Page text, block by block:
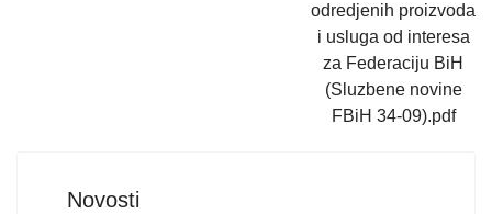
odredjenih proizvoda
i usluga od interesa
za Federaciju BiH
(Sluzbene novine
FBiH 34-09).pdf
Novosti